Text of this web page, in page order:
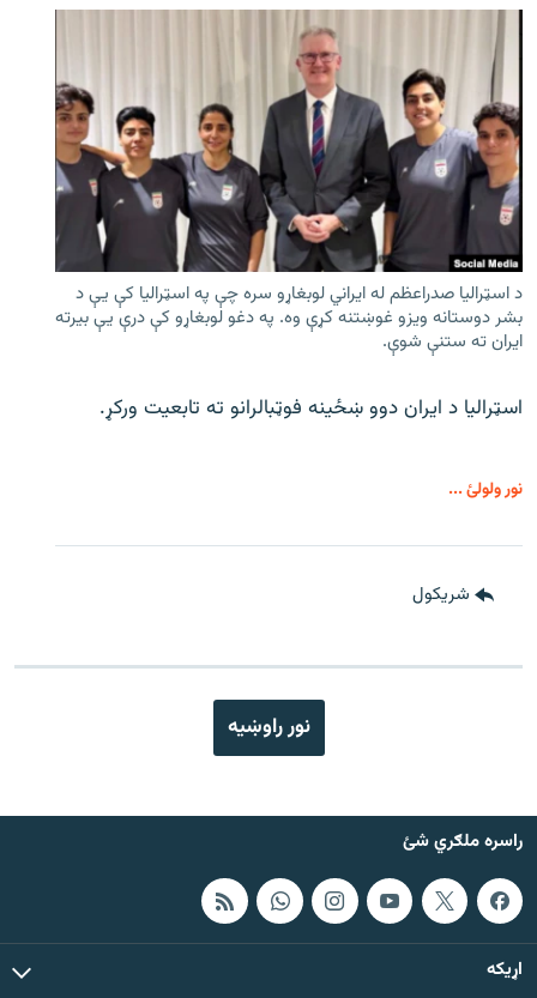
د اسټرالیا صدراعظم له ایراني لوبغاړو سره چې په اسټرالیا کې يې د
بشر دوستانه ویزو غوښتنه کړې وه. په دغو لوبغاړو کې درې يې بیرته
ایران ته ستنې شوې.
اسټرالیا د ایران دوو ښځینه فوټبالرانو ته تابعیت ورکړ.
نور ولولئ ...
شريکول
نور راوښيه
راسره ملګري شئ
اړيکه